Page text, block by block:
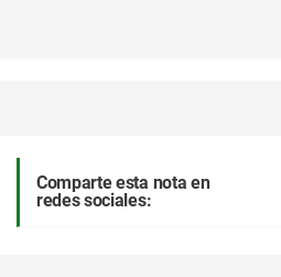
Comparte esta nota en
redes sociales: